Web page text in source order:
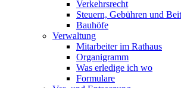
Verkehrsrecht
Steuern, Gebühren und
Bauhöfe
Verwaltung
Mitarbeiter im Rathaus
Organigramm
Was erledige ich wo
Formulare